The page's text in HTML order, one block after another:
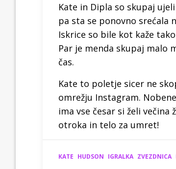
Kate in Dipla so skupaj
pa sta se ponovno srećala
Iskrice so bile kot kaže
Par je menda skupaj malo
čas.
Kate to poletje sicer ne
omrežju Instagram.
ima vse česar si želi
otroka in telo za umret!
KATE HUDSON IGRALKA ZVEZDNICA